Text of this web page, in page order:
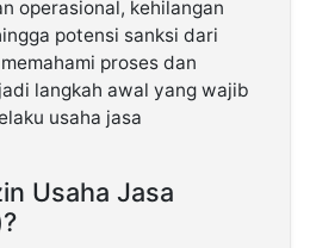
operasional, kehilangan
potensi sanksi dari
proses dan
langkah awal yang wajib
usaha jasa
Usaha Jasa